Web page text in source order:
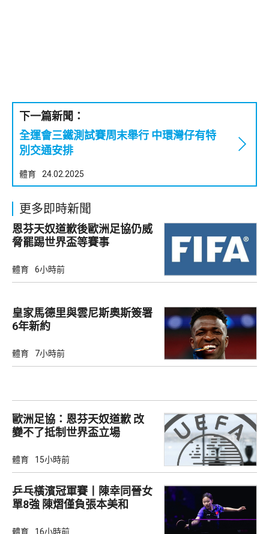
下一篇新聞：
全運會三鐵測試賽周末舉行 中環灣仔有特
別交通安排
體育 24.02.2025
更多即時新聞
恩芬天奴道歉後歐洲足協仍威
脅罷踢世界盃等賽事
體育 6小時前
皇家馬德里與雲尼斯奧斯簽署
6年新約
體育 7小時前
歐洲足協：恩芬天奴道歉 改
變不了抵制世界盃立場
體育 15小時前
乒乓橫濱冠軍賽丨陳幸同晉女
單8強 陳熠僅負張本美和
體育 16小時前